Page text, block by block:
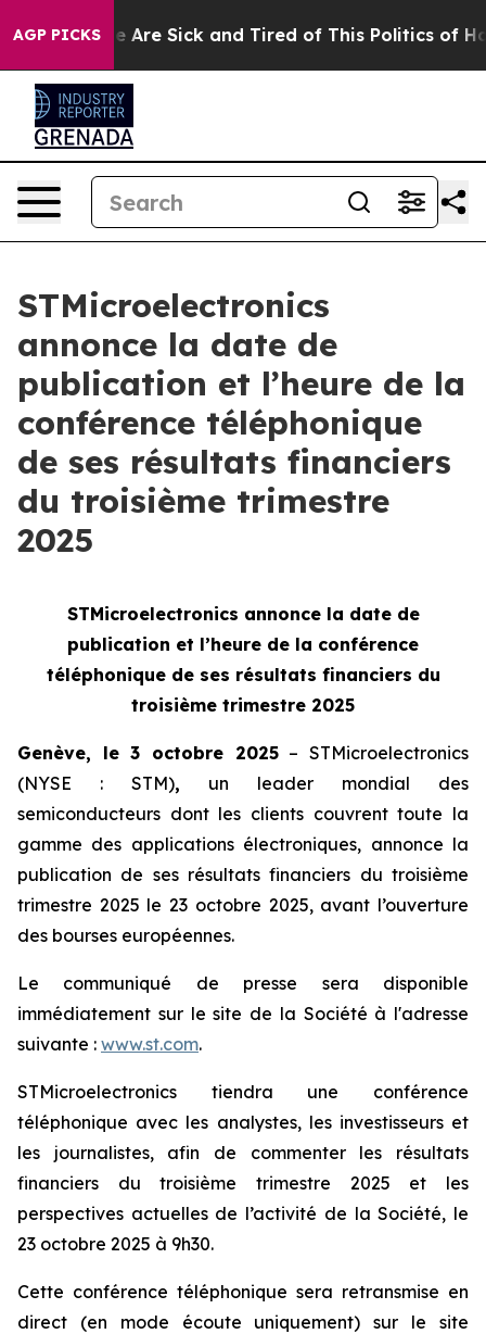
AGP PICKS
“People Are Sick and Tired of This Politics of
STMicroelectronics
annonce la date de
publication et l’heure de la
conférence téléphonique
de ses résultats financiers
du troisième trimestre
2025
STMicroelectronics annonce la date de
publication et l’heure de la conférence
téléphonique de ses résultats financiers du
troisième trimestre 2025
Genève, le 3 octobre 2025– STMicroelectronics
(NYSE : STM), un leader mondial des
semiconducteurs dont les clients couvrent toute la
gamme des applications électroniques, annonce la
publication de ses résultats financiers du troisième
trimestre 2025 le 23 octobre 2025, avant l’ouverture
des bourses européennes.
Le communiqué de presse sera disponible
immédiatement sur le site de la Société à l'adresse
suivante : www.st.com.
STMicroelectronics tiendra une conférence
téléphonique avec les analystes, les investisseurs et
les journalistes, afin de commenter les résultats
financiers du troisième trimestre 2025 et les
perspectives actuelles de l’activité de la Société, le
23 octobre 2025 à 9h30.
Cette conférence téléphonique sera retransmise en
direct (en mode écoute uniquement) sur le site